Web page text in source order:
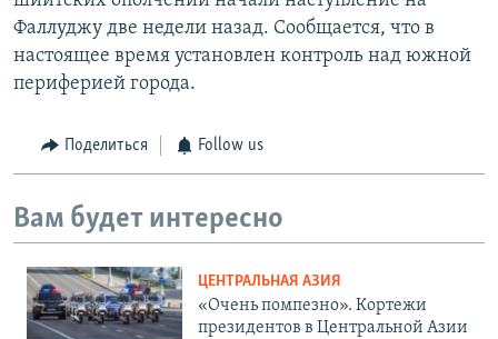
Фаллуджу две недели назад. Сообщается, что в
настоящее время установлен контроль над южной
периферией города.
Поделиться Follow us
Вам будет интересно
ЦЕНТРАЛЬНАЯ АЗИЯ
«Очень помпезно». Кортежи
президентов в Центральной Азии